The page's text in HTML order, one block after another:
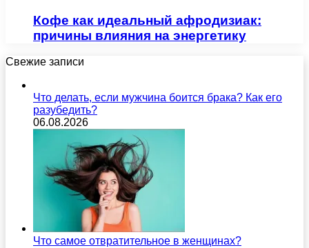
Кофе как идеальный афродизиак:
причины влияния на энергетику
Свежие записи
Что делать, если мужчина боится брака? Как его
разубедить?
06.08.2026
Что самое отвратительное в женщинах?